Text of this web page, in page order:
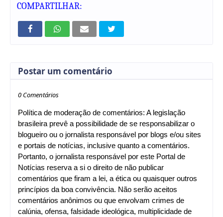
COMPARTILHAR:
Postar um comentário
0 Comentários
Política de moderação de comentários: A legislação
brasileira prevê a possibilidade de se responsabilizar o
blogueiro ou o jornalista responsável por blogs e/ou sites
e portais de notícias, inclusive quanto a comentários.
Portanto, o jornalista responsável por este Portal de
Notícias reserva a si o direito de não publicar
comentários que firam a lei, a ética ou quaisquer outros
princípios da boa convivência. Não serão aceitos
comentários anônimos ou que envolvam crimes de
calúnia, ofensa, falsidade ideológica, multiplicidade de